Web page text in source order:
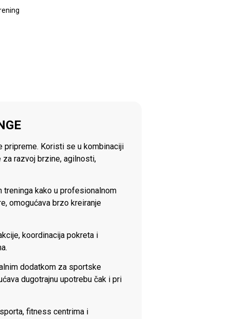
pripreme. Koristi se u kombinaciji
razvoj brzine, agilnosti,
kako u profesionalnom
omogućava brzo kreiranje
koordinacija pokreta i
dodatkom za sportske
dugotrajnu upotrebu čak i pri
fitness centrima i